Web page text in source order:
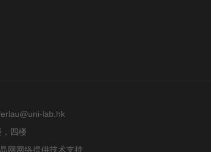
lab.hk
四楼
晶网网络提供技术支持